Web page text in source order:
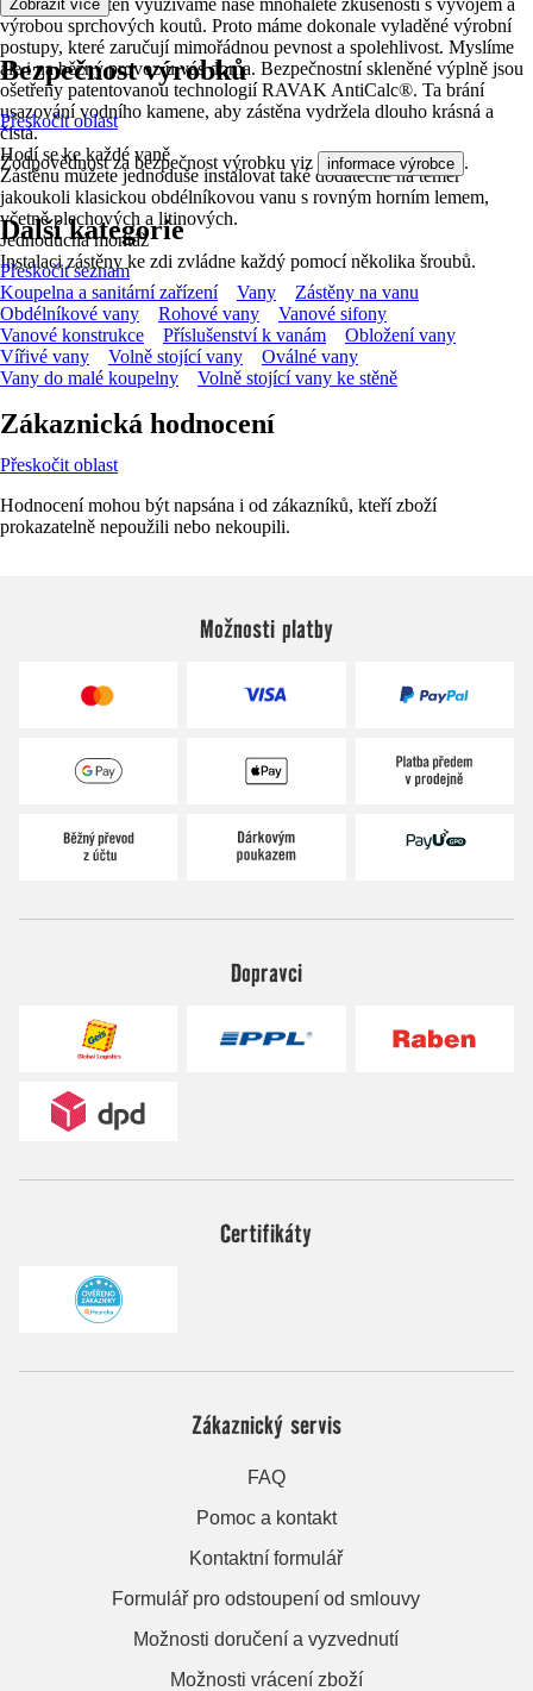
Při výrobě zástěn využíváme naše mnohaleté zkušenosti s vývojem a
výrobou sprchových koutů. Proto máme dokonale vyladěné výrobní
postupy, které zaručují mimořádnou pevnost a spolehlivost. Myslíme
ale i na běžný provoz u vás doma. Bezpečnostní skleněné výplně jsou
ošetřeny patentovanou technologií RAVAK AntiCalc®. Ta brání
usazování vodního kamene, aby zástěna vydržela dlouho krásná a
čistá.
Hodí se ke každé vaně
Zástěnu můžete jednoduše instalovat také dodatečně na téměř
jakoukoli klasickou obdélníkovou vanu s rovným horním lemem,
včetně plechových a litinových.
Jednoduchá montáž
Instalaci zástěny ke zdi zvládne každý pomocí několika šroubů.
Zobrazit více
Bezpečnost výrobků
Přeskočit oblast
Zodpovědnost za bezpečnost výrobku viz informace výrobce .
Další kategorie
Přeskočit seznam
Koupelna a sanitární zařízení
Vany
Zástěny na vanu
Obdélníkové vany
Rohové vany
Vanové sifony
Vanové konstrukce
Příslušenství k vanám
Obložení vany
Vířivé vany
Volně stojící vany
Oválné vany
Vany do malé koupelny
Volně stojící vany ke stěně
Zákaznická hodnocení
Přeskočit oblast
Hodnocení mohou být napsána i od zákazníků, kteří zboží
prokazatelně nepoužili nebo nekoupili.
Možnosti platby
Dopravci
Certifikáty
Zákaznický servis
FAQ
Pomoc a kontakt
Kontaktní formulář
Formulář pro odstoupení od smlouvy
Možnosti doručení a vyzvednutí
Možnosti vrácení zboží